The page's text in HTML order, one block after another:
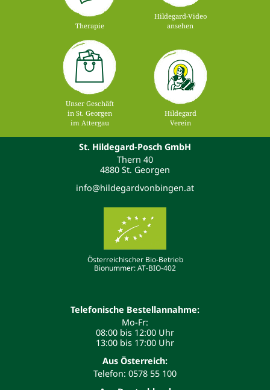
Therapie
Hildegard-Video
ansehen
Unser Geschäft
in St. Georgen
im Attergau
Hildegard
Verein
St. Hildegard-Posch GmbH
Thern 40
4880 St. Georgen
info@hildegardvonbingen.at
Österreichischer Bio-Betrieb
Bionummer: AT-BIO-402
Telefonische Bestellannahme:
Mo-Fr:
08:00 bis 12:00 Uhr
13:00 bis 17:00 Uhr
Aus Österreich:
Telefon: 0578 55 100